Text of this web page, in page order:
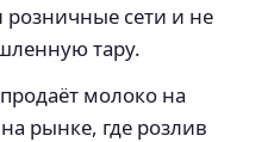
розничные сети и не
тару.
молоко на
рынке, где розлив